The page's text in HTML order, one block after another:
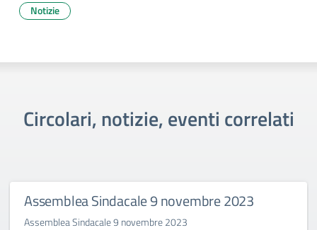
Notizie
Circolari, notizie, eventi correlati
Assemblea Sindacale 9 novembre 2023
Assemblea Sindacale 9 novembre 2023